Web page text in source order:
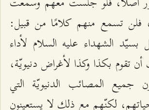
فلن تسمع منهم كلامًا من قبيل:
الشهداء عليه السلام لأداء
تقوم بكذا وكذا لأغراض دنيويّة،
جميع المصائب الدنيويّة التي
لكنّهم مع ذلك لا يستعينون